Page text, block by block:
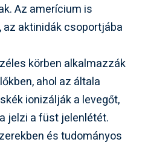
Az amerícium is
aktinidák csoportjába
körben alkalmazzák
ahol az általa
ionizálják a levegőt,
jelzi a füst jelenlétét.
és tudományos